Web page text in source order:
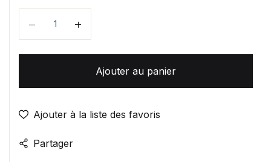
Quantité
Ajouter au panier
Ajouter à la liste des favoris
Partager